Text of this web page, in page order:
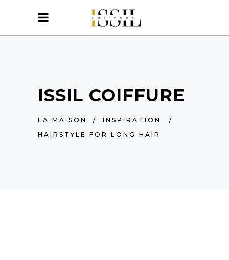
ISSIL COIFFURE
LA MAISON / INSPIRATION
/
HAIRSTYLE FOR LONG HAIR